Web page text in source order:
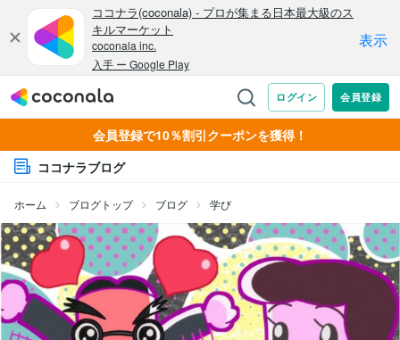
会員登録で10％割引クーポンを獲得！
ココナラブログ
ホーム ブログトップ ブログ 学び